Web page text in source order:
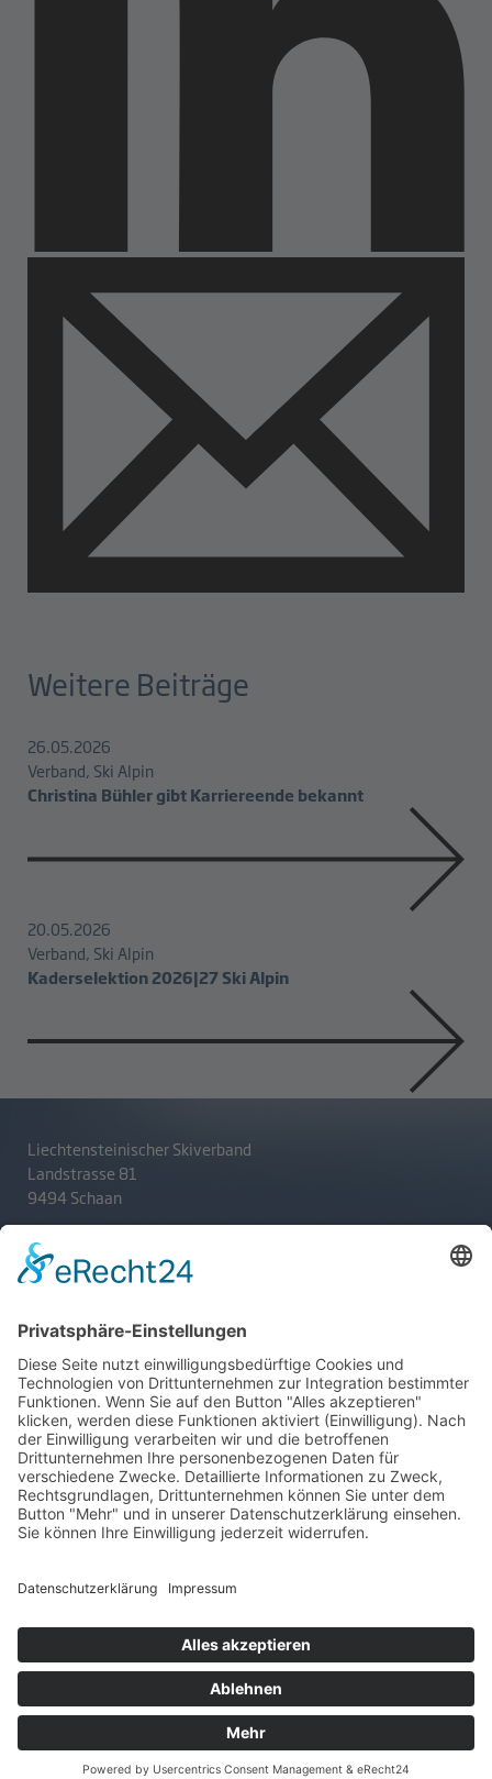
Weitere Beiträge
26.05.2026
Verband, Ski Alpin
Christina Bühler gibt Karriereende bekannt
20.05.2026
Verband, Ski Alpin
Kaderselektion 2026|27 Ski Alpin
Liechtensteinischer Skiverband
Landstrasse 81
9494 Schaan
T+423 233 36 30
admin@lsv.li
Ski Alpin
Ski Nordisch
Winter-Highlights
Aktuelles
Verband
Aktion Pro Ski
Selektionsrichtlinien
Kontakt
Impressum
Datenschutz
Internationale Verbände
IBU